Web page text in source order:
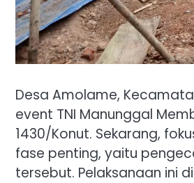
Desa Amolame,
event TNI Manunggal
1430/Konut. Sekarang,
fase penting, yaitu
tersebut. Pelaksanaan ini